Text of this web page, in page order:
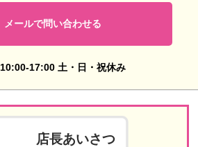
メールで問い合わせる
10:00-17:00 土・日・祝休み
店長あいさつ